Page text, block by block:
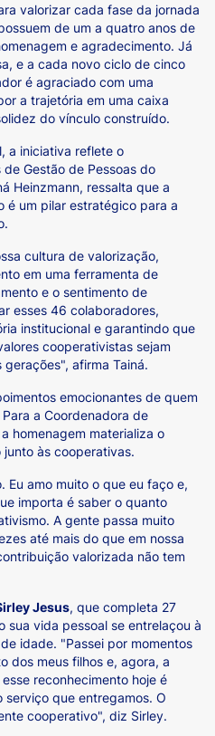
valorizar cada fase da jornada
de um a quatro anos de
e agradecimento. Já
e a cada novo ciclo de cinco
é agraciado com uma
a trajetória em uma caixa
do vínculo construído.
a iniciativa reflete o
Gestão de Pessoas do
Heinzmann, ressalta que a
é um pilar estratégico para a
cultura de valorização,
em uma ferramenta de
e o sentimento de
esses 46 colaboradores,
institucional e garantindo que
cooperativistas sejam
afirma Tainá.
emocionantes de quem
a Coordenadora de
homenagem materializa o
às cooperativas.
Eu amo muito o que eu faço e,
importa é saber o quanto
A gente passa muito
até mais do que em nossa
valorizada não tem
Jesus, que completa 27
sua vida pessoal se entrelaçou à
idade. "Passei por momentos
dos meus filhos e, agora, a
reconhecimento hoje é
que entregamos. O
cooperativo", diz Sirley.